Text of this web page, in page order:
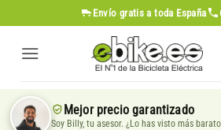
al
contenido
Envío gratis a toda España
Mejor precio garantizado
Soy Billy, tu asesor. ¿Lo has visto más